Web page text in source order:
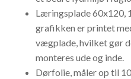
Læringsplade 60x120,
grafikken er printet
vægplade, hvilket gør
monteres ude og inde.
Dørfolie, måler op til